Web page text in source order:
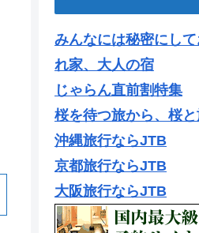
みんなには秘密にし
れ家、大人の宿
じゃらん直前割特集
桜を待つ旅から、桜
沖縄旅行ならJTB
京都旅行ならJTB
大阪旅行ならJTB